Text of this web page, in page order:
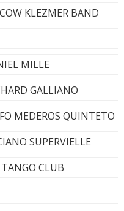
KLEZMER BAND
MILLE
GALLIANO
MEDEROS QUINTETO
SUPERVIELLE
CLUB